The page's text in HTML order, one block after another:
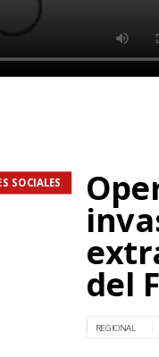
SOCIALES
del
REGIONAL